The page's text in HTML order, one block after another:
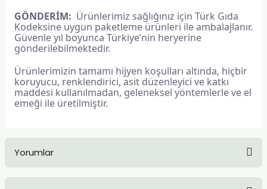
GÖNDERİM: Ürünlerimiz sağlığınız için Türk Gıda
Kodeksine uygun paketleme ürünleri ile ambalajlanır.
Güvenle yıl boyunca Türkiye’nin heryerine
gönderilebilmektedir.
Ürünlerimizin tamamı hijyen koşulları altında, hiçbir
koruyucu, renklendirici, asit düzenleyici ve katkı
maddesi kullanılmadan, geleneksel yöntemlerle ve el
emeği ile üretilmiştir.
Yorumlar